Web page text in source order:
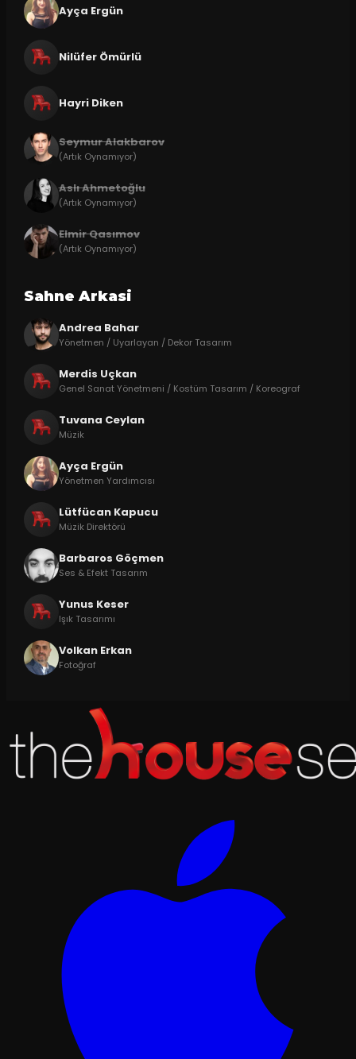
Ayça Ergün
Nilüfer Ömürlü
Hayri Diken
Seymur Alakbarov
(Artık Oynamıyor)
Aslı Ahmetoğlu
(Artık Oynamıyor)
Elmir Qasımov
(Artık Oynamıyor)
Sahne Arkasi
Andrea Bahar
Yönetmen / Uyarlayan / Dekor Tasarım
Merdis Uçkan
Genel Sanat Yönetmeni / Kostüm Tasarım / Koreograf
Tuvana Ceylan
Müzik
Ayça Ergün
Yönetmen Yardımcısı
Lütfücan Kapucu
Müzik Direktörü
Barbaros Göçmen
Ses & Efekt Tasarım
Yunus Keser
Işık Tasarımı
Volkan Erkan
Fotoğraf